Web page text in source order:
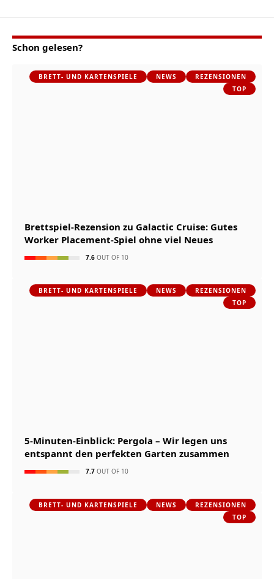
Schon gelesen?
BRETT- UND KARTENSPIELE NEWS
REZENSIONEN
TOP
Brettspiel-Rezension zu Galactic Cruise: Gutes
Worker Placement-Spiel ohne viel Neues
7.6 OUT OF 10
BRETT- UND KARTENSPIELE NEWS
REZENSIONEN
TOP
5-Minuten-Einblick: Pergola – Wir legen uns
entspannt den perfekten Garten zusammen
7.7 OUT OF 10
BRETT- UND KARTENSPIELE NEWS
REZENSIONEN
TOP